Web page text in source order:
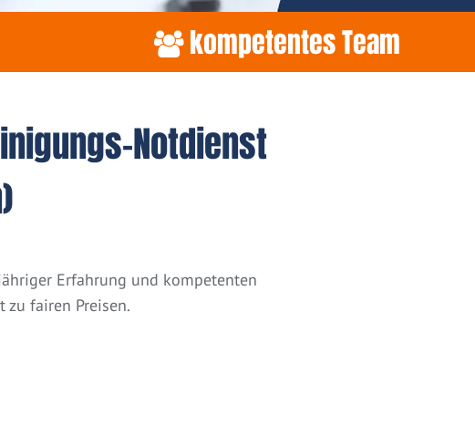
kompetentes Team
Notdienst
Erfahrung und kompetenten
fairen Preisen.